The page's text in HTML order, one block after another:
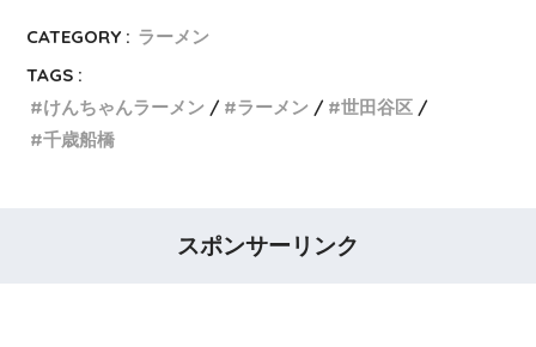
CATEGORY : ラーメン
TAGS :
けんちゃんラーメン
ラーメン
世田谷区
千歳船橋
スポンサーリンク